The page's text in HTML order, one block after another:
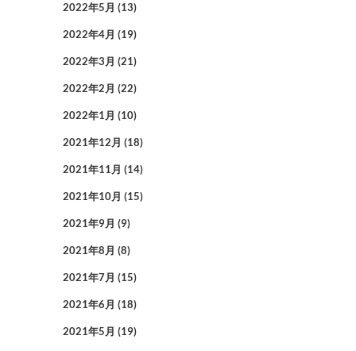
2022年5月 (13)
2022年4月 (19)
2022年3月 (21)
2022年2月 (22)
2022年1月 (10)
2021年12月 (18)
2021年11月 (14)
2021年10月 (15)
2021年9月 (9)
2021年8月 (8)
2021年7月 (15)
2021年6月 (18)
2021年5月 (19)